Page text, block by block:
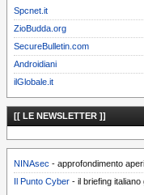
Spcnet.it
ZioBudda.org
SecureBulletin.com
Androidiani
ilGlobale.it
[[ LE NEWSLETTER ]]
NINAsec - approfondimento
Il Punto Cyber - il briefing italiano